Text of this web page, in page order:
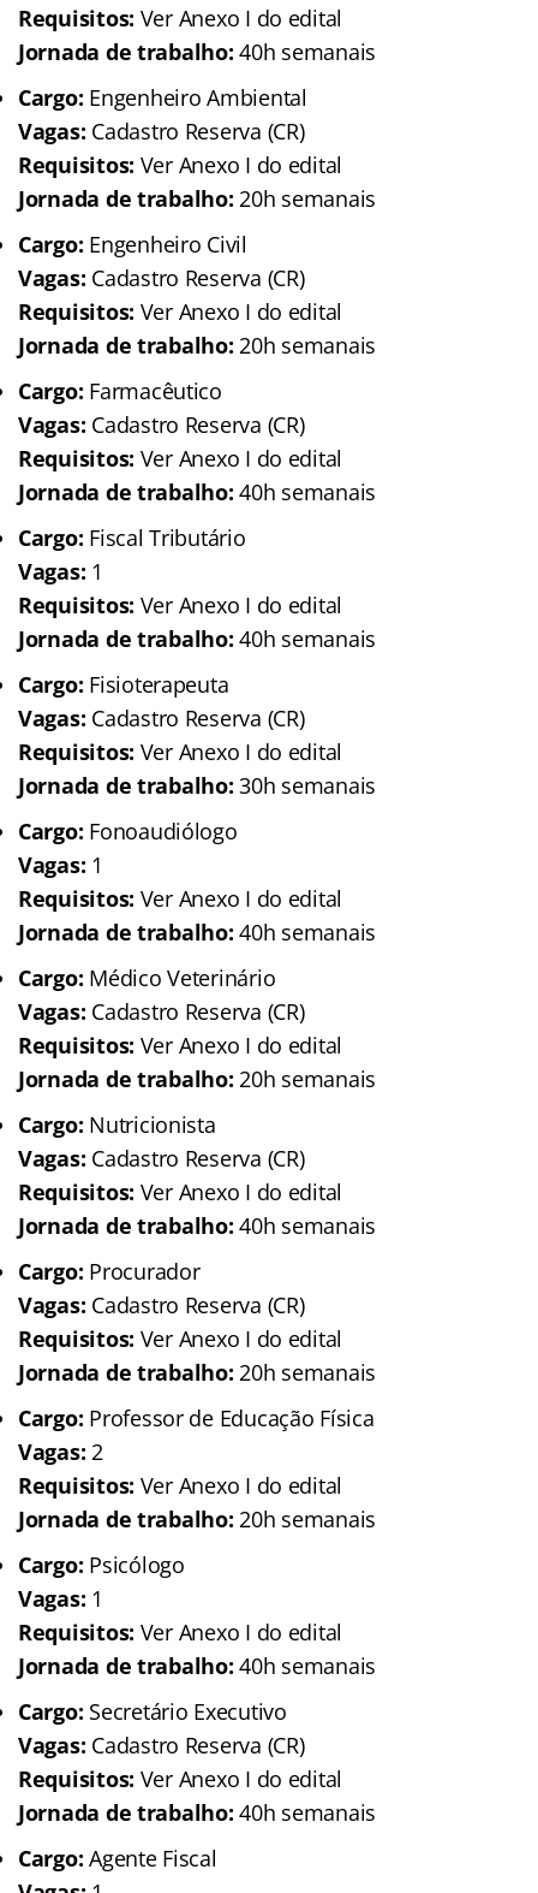
Requisitos: Ver Anexo I do edital
Jornada de trabalho: 40h semanais
Cargo: Engenheiro Ambiental
Vagas: Cadastro Reserva (CR)
Requisitos: Ver Anexo I do edital
Jornada de trabalho: 20h semanais
Cargo: Engenheiro Civil
Vagas: Cadastro Reserva (CR)
Requisitos: Ver Anexo I do edital
Jornada de trabalho: 20h semanais
Cargo: Farmacêutico
Vagas: Cadastro Reserva (CR)
Requisitos: Ver Anexo I do edital
Jornada de trabalho: 40h semanais
Cargo: Fiscal Tributário
Vagas: 1
Requisitos: Ver Anexo I do edital
Jornada de trabalho: 40h semanais
Cargo: Fisioterapeuta
Vagas: Cadastro Reserva (CR)
Requisitos: Ver Anexo I do edital
Jornada de trabalho: 30h semanais
Cargo: Fonoaudiólogo
Vagas: 1
Requisitos: Ver Anexo I do edital
Jornada de trabalho: 40h semanais
Cargo: Médico Veterinário
Vagas: Cadastro Reserva (CR)
Requisitos: Ver Anexo I do edital
Jornada de trabalho: 20h semanais
Cargo: Nutricionista
Vagas: Cadastro Reserva (CR)
Requisitos: Ver Anexo I do edital
Jornada de trabalho: 40h semanais
Cargo: Procurador
Vagas: Cadastro Reserva (CR)
Requisitos: Ver Anexo I do edital
Jornada de trabalho: 20h semanais
Cargo: Professor de Educação Física
Vagas: 2
Requisitos: Ver Anexo I do edital
Jornada de trabalho: 20h semanais
Cargo: Psicólogo
Vagas: 1
Requisitos: Ver Anexo I do edital
Jornada de trabalho: 40h semanais
Cargo: Secretário Executivo
Vagas: Cadastro Reserva (CR)
Requisitos: Ver Anexo I do edital
Jornada de trabalho: 40h semanais
Cargo: Agente Fiscal